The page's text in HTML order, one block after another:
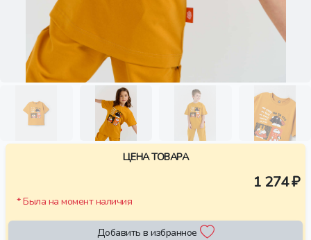
ЦЕНА ТОВАРА
1 274 ₽
* Была на момент наличия
Добавить в избранное